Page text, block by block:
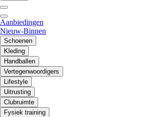
Aanbiedingen
Nieuw-Binnen
Schoenen
Kleding
Handballen
Vertegenwoordigers
Lifestyle
Uitrusting
Clubruimte
Fysiek training